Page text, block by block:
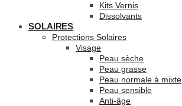
Kits Vernis
Dissolvants
SOLAIRES
Protections Solaires
Visage
Peau sèche
Peau grasse
Peau normale à mixte
Peau sensible
Anti-âge